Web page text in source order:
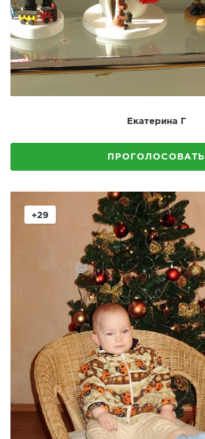
Екатерина Г
ПРОГОЛОСОВАТЬ
+29